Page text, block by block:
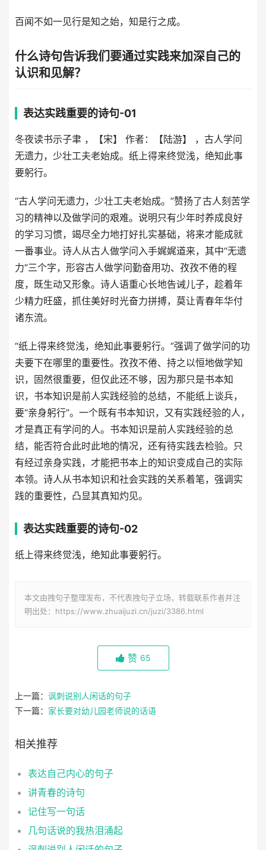
百闻不如一见行是知之始，知是行之成。
什么诗句告诉我们要通过实践来加深自己的
认识和见解？
表达实践重要的诗句-01
冬夜读书示子聿 ，【宋】 作者：【陆游】 ，古人学问
无遗力，少壮工夫老始成。纸上得来终觉浅，绝知此事
要躬行。
“古人学问无遗力，少壮工夫老始成。”赞扬了古人刻苦学
习的精神以及做学问的艰难。说明只有少年时养成良好
的学习习惯，竭尽全力地打好扎实基础，将来才能成就
一番事业。诗人从古人做学问入手娓娓道来，其中“无遗
力”三个字，形容古人做学问勤奋用功、孜孜不倦的程
度，既生动又形象。诗人语重心长地告诫儿子，趁着年
少精力旺盛，抓住美好时光奋力拼搏，莫让青春年华付
诸东流。
“纸上得来终觉浅，绝知此事要躬行。”强调了做学问的功
夫要下在哪里的重要性。孜孜不倦、持之以恒地做学知
识，固然很重要，但仅此还不够，因为那只是书本知
识，书本知识是前人实践经验的总结，不能纸上谈兵，
要“亲身躬行”。一个既有书本知识，又有实践经验的人，
才是真正有学问的人。书本知识是前人实践经验的总
结，能否符合此时此地的情况，还有待实践去检验。只
有经过亲身实践，才能把书本上的知识变成自己的实际
本领。诗人从书本知识和社会实践的关系着笔，强调实
践的重要性，凸显其真知灼见。
表达实践重要的诗句-02
纸上得来终觉浅，绝知此事要躬行。
本文由拽句子整理发布，不代表拽句子立场，转载联系作者并注
明出处：https://www.zhuaijuzi.cn/juzi/3386.html
赞 65
上一篇： 讽刺说别人闲话的句子
下一篇： 家长要对幼儿园老师说的话语
相关推荐
表达自己内心的句子
讲青春的诗句
记住写一句话
几句话说的我热泪涌起